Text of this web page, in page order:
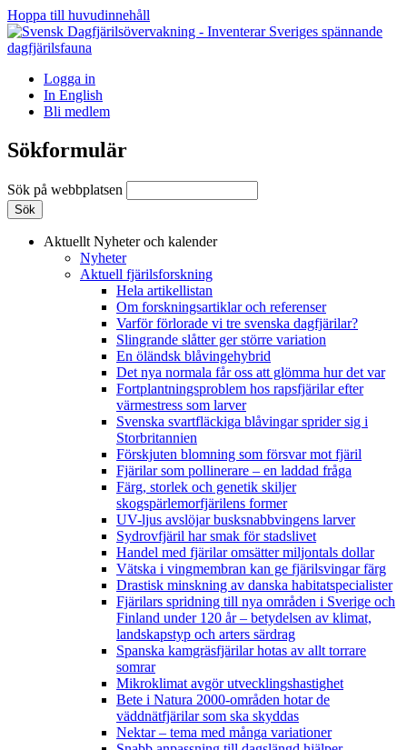
Hoppa till huvudinnehåll
Logga in
In English
Bli medlem
Sökformulär
Sök på webbplatsen
Aktuellt Nyheter och kalender
Nyheter
Aktuell fjärilsforskning
Hela artikellistan
Om forskningsartiklar och referenser
Varför förlorade vi tre svenska dagfjärilar?
Slingrande slåtter ger större variation
En öländsk blåvingehybrid
Det nya normala får oss att glömma hur det var
Fortplantningsproblem hos rapsfjärilar efter
värmestress som larver
Svenska svartfläckiga blåvingar sprider sig i
Storbritannien
Förskjuten blomning som försvar mot fjäril
Fjärilar som pollinerare – en laddad fråga
Färg, storlek och genetik skiljer
skogspärlemorfjärilens former
UV-ljus avslöjar busksnabbvingens larver
Sydrovfjäril har smak för stadslivet
Handel med fjärilar omsätter miljontals dollar
Vätska i vingmembran kan ge fjärilsvingar färg
Drastisk minskning av danska habitatspecialister
Fjärilars spridning till nya områden i Sverige och
Finland under 120 år– betydelsen av klimat,
landskapstyp och arters särdrag
Spanska kamgräsfjärilar hotas av allt torrare
somrar
Mikroklimat avgör utvecklingshastighet
Bete i Natura 2000-områden hotar de
väddnätfjärilar som ska skyddas
Nektar – tema med många variationer